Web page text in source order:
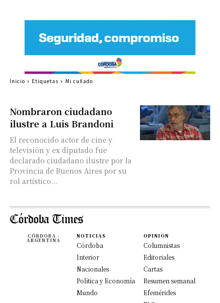
Nombraron ciudadano
ilustre a Luis Brandoni
El reconocido actor de cine y
televisión y ex diputado fue
declarado ciudadano ilustre por la
Provincia de Buenos Aires por su
rol artístico...
Inicio Etiquetas Mi cuñado
CÓRDOBA -
ARGENTINA
NOTICIAS
Córdoba
Interior
Nacionales
Política y Economía
Mundo
OPINION
Columnistas
Editoriales
Cartas
Resumen semanal
Efemérides